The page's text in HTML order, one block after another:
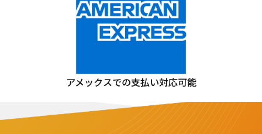
アメックスでの支払い対応可能